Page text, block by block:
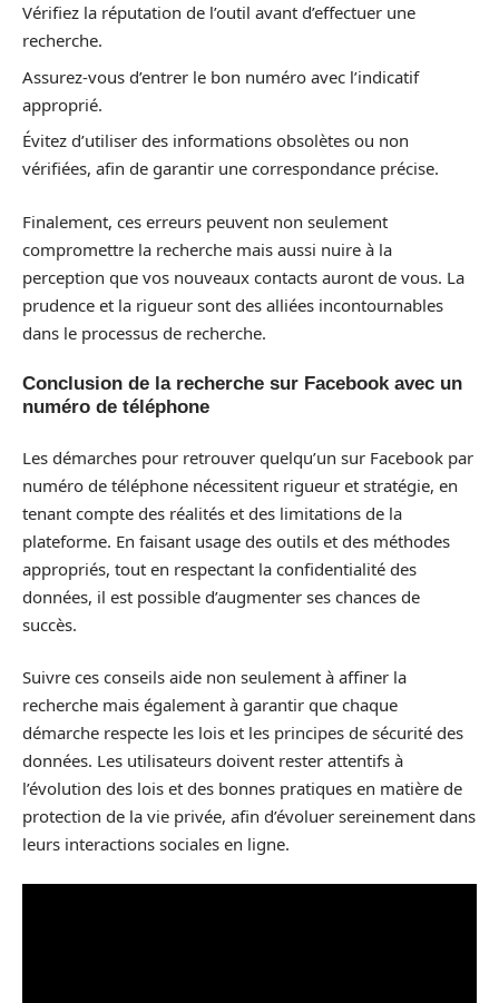
Vérifiez la réputation de l’outil avant d’effectuer une
recherche.
Assurez-vous d’entrer le bon numéro avec l’indicatif
approprié.
Évitez d’utiliser des informations obsolètes ou non
vérifiées, afin de garantir une correspondance précise.
Finalement, ces erreurs peuvent non seulement
compromettre la recherche mais aussi nuire à la
perception que vos nouveaux contacts auront de vous. La
prudence et la rigueur sont des alliées incontournables
dans le processus de recherche.
Conclusion de la recherche sur Facebook avec un
numéro de téléphone
Les démarches pour retrouver quelqu’un sur Facebook par
numéro de téléphone nécessitent rigueur et stratégie, en
tenant compte des réalités et des limitations de la
plateforme. En faisant usage des outils et des méthodes
appropriés, tout en respectant la confidentialité des
données, il est possible d’augmenter ses chances de
succès.
Suivre ces conseils aide non seulement à affiner la
recherche mais également à garantir que chaque
démarche respecte les lois et les principes de sécurité des
données. Les utilisateurs doivent rester attentifs à
l’évolution des lois et des bonnes pratiques en matière de
protection de la vie privée, afin d’évoluer sereinement dans
leurs interactions sociales en ligne.